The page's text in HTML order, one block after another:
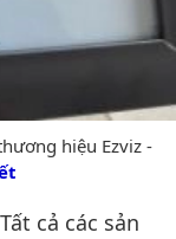
hiệu Ezviz -
cả các sản